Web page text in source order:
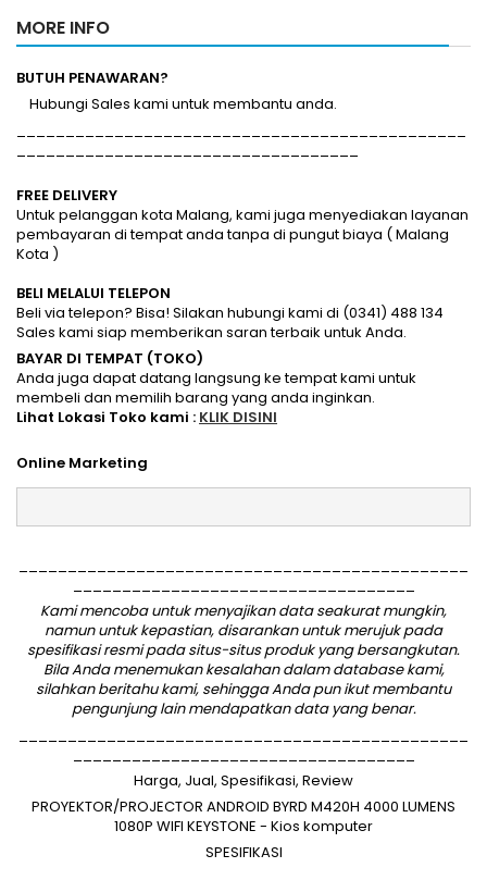
MORE INFO
BUTUH PENAWARAN?
Hubungi Sales kami untuk membantu anda.
FREE DELIVERY
Untuk pelanggan kota Malang, kami juga menyediakan layanan
pembayaran di tempat anda tanpa di pungut biaya ( Malang
Kota )
BELI MELALUI TELEPON
Beli via telepon? Bisa! Silakan hubungi kami di (0341) 488 134
Sales kami siap memberikan saran terbaik untuk Anda.
BAYAR DI TEMPAT (TOKO)
Anda juga dapat datang langsung ke tempat kami untuk
membeli dan memilih barang yang anda inginkan.
Lihat Lokasi Toko kami : KLIK DISINI
Online Marketing
Kami mencoba untuk menyajikan data seakurat mungkin,
namun untuk kepastian, disarankan untuk merujuk pada
spesifikasi resmi pada situs-situs produk yang bersangkutan.
Bila Anda menemukan kesalahan dalam database kami,
silahkanberitahu kami, sehingga Anda pun ikut membantu
pengunjung lain mendapatkan data yang benar.
Harga, Jual, Spesifikasi, Review
PROYEKTOR/PROJECTOR ANDROID BYRD M420H 4000 LUMENS
1080P WIFI KEYSTONE - Kios komputer
SPESIFIKASI